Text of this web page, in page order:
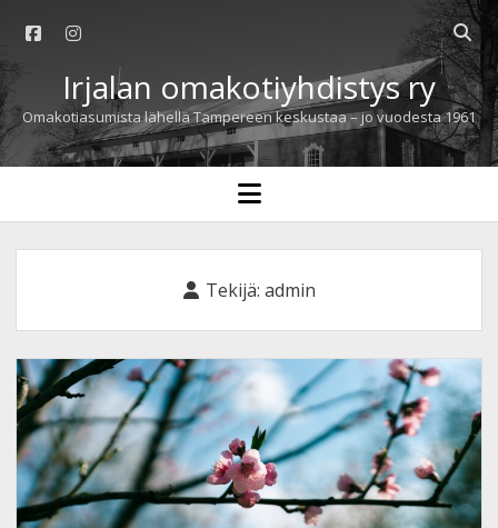
facebookinstagram
Open
bar
Irjalan omakotiyhdistys ry
Omakotiasumista lähellä Tampereen keskustaa – jo vuodesta 1961
open
menu
Tekijä: admin